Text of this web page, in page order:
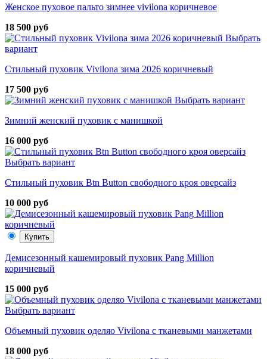
Женское пуховое пальто зимнее vivilona коричневое
18 500 руб
Выбрать
вариант
Стильный пуховик Vivilona зима 2026 коричневый
17 500 руб
Выбрать вариант
Зимний женский пуховик с манишкой
16 000 руб
Выбрать вариант
Стильный пуховик Btn Button свободного кроя оверсайз
10 000 руб
Купить
Демисезонный кашемировый пуховик Pang Million
коричневый
15 000 руб
Выбрать вариант
Объемный пуховик оделяо Vivilona с тканевыми манжетами
18 000 руб